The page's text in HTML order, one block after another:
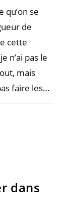
qu’on se
de
cette
n’ai pas le
mais
faire les…
dans